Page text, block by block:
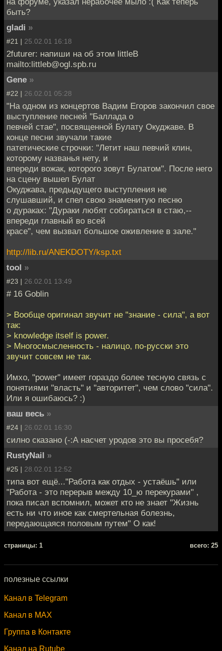
быть?
gladi »
#21 | 25.02.01 16:18
2futurer: напиши на об этом littleB
mailto:littleb@ogl.spb.ru
Gene »
#22 | 26.02.01 05:28
"На одном из концертов Вадим Егоров закончил свое
выступление песней "Баллада о
певчей стае", посвященной Булату Окуджаве. В
конце песни звучали такие
патетические строчки: "Летит наш певчий клин,
которому названья нету, и
впереди вожак, которого зовут Булатом". После него
на сцену вышел Булат
Окуджава, предыдущего выступления не
слушавший, и спел свою знаменитую песню
о дураках: "Дураки любят собираться в стаю,--
впереди главный во всей
красе", чем вызвал большое оживление в зале."
http://lib.ru/ANEKDOTY/ksp.txt
tool »
#23 | 26.02.01 13:49
# 16 Goblin
> Вообще оригинал звучит не "знание - сила", а вот
так:
> knowledge itself is power.
> Многосмысленность - налицо, по-русски это
звучит совсем не так.
Имхо, "power" имеет гораздо более тесную связь с
понятиями "власть" и "авторитет", чем слово "сила".
Или я ошибаюсь? :)
ваш весь »
#24 | 26.02.01 16:30
силно сказано (-:А насчет уродов это вы просебя?
RustyNail »
#25 | 28.02.01 12:52
типа вот ещё..."Работа как отдых - устаёшь" или
"Работа - это перерыв между 10_ю перекурами" ,
пока писал вспомнил, может кто не знает "Жизнь
есть ни что иное как смертельная болезнь,
передающаяся половым путем" О как!
cтраницы: 1 всего: 25
полезные ссылки
Канал в Telegram
Канал в MAX
Группа в Контакте
Канал на Rutube